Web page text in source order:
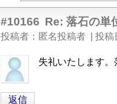
体
積
重
に
つ
い
者
に
よ
「Re:
石
#10166 Re: 落石の単
投稿者 匿名投稿者 投稿
失礼いたします。
返信